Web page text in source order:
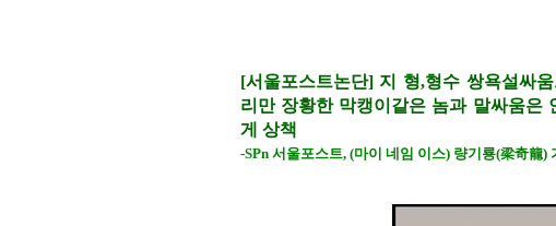
[서울포스트논단] 지 형,형수 쌍욕설싸
리만 장황한 막캥이같은 놈과 말싸움은
게 상책
-SPn 서울포스트, (마이 네임 이스) 량기룡(梁奇龍)